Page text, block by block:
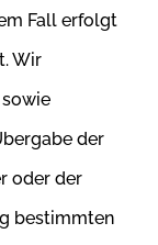
Fall erfolgt
Wir
der
oder der
bestimmten